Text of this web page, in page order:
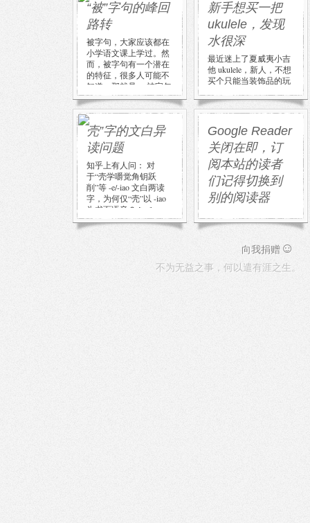
“被”字句的峰回
路转
被字句，大家应该都在
小学语文课上学过。然
而，被字句有一个潜在
的特征，很多人可能不
知道，那就是： 被字句
往往带有 […]
新手想买一把
ukulele，发现
水很深
最近迷上了夏威夷小吉
他 ukulele，新人，不想
买个只能当装饰品的玩
业的，预算初步定在五
[…]
壳”字的文白异
读问题
知乎上有人问： 对
于“壳学嚼觉角钥跃
削”等 -e/-iao 文白两读
字，为何仅“壳”以 -iao
为书面语音？ […]
Google Reader
关闭在即，订
阅本站的读者
们记得切换到
别的阅读器
日关闭 Google Reader，
所以特意提醒一下大
向我捐赠 ☺
不为无益之事，何以遣有涯之生。